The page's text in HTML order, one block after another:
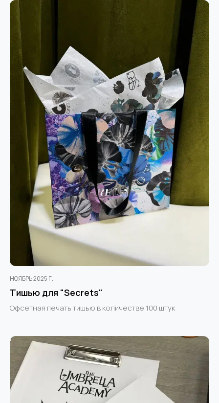
НОЯБРЬ 2025 Г.
Тишью для "Secrets"
Офсетная печать тишью в количестве 100 штук